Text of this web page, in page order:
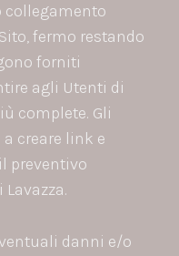
collegamento
fermo restando
forniti
agli Utenti di
complete. Gli
creare link e
preventivo
danni e/o